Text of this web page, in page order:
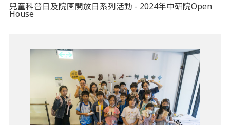
兒童科普日及院區開放日系列活動 - 2024年中研院Open
House